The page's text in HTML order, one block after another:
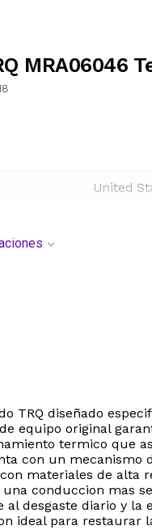
MRA06046
United
diseñado
equipo original
termico que
con un
materiales de alta
conduccion mas
desgaste diario y la
ideal para